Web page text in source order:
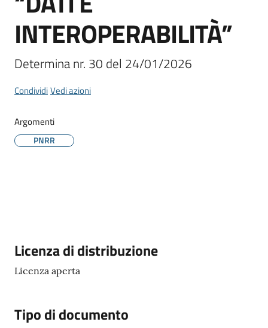
INTEROPERABILITÀ”
Determina nr. 30 del 24/01/2026
CondividiVedi azioni
Argomenti
PNRR
Descrizione
Licenza di distribuzione
Licenza aperta
Tipo di documento